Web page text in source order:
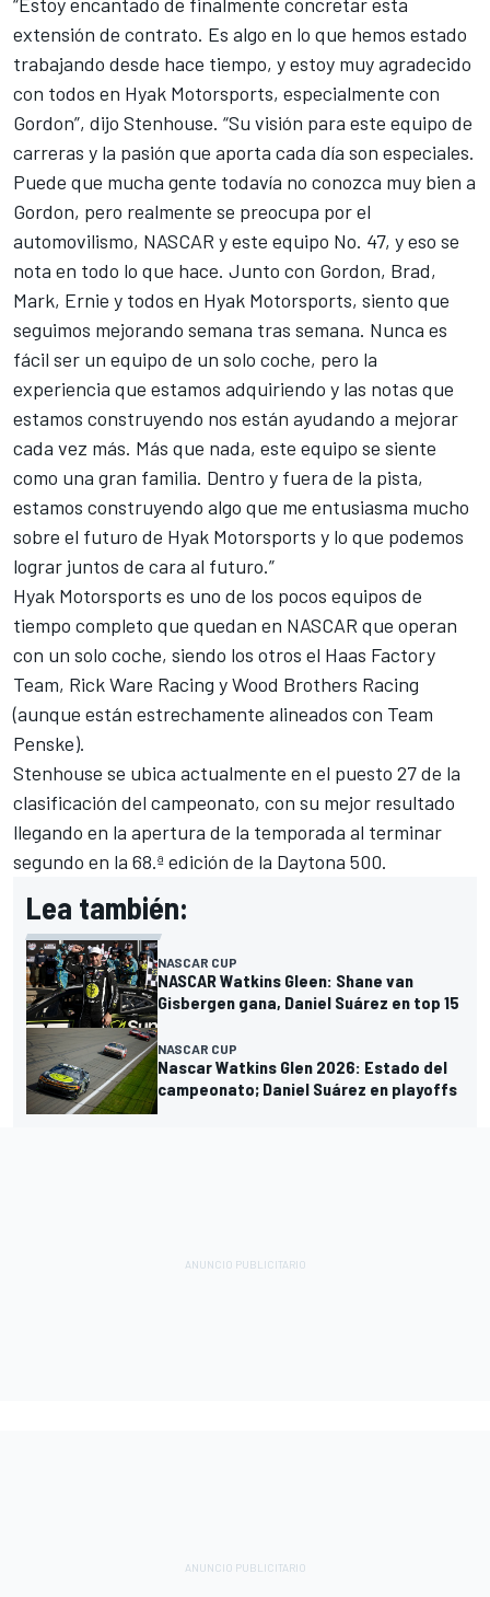
extensión de contrato. Es algo en lo que hemos estado
trabajando desde hace tiempo, y estoy muy agradecido
con todos en Hyak Motorsports, especialmente con
Gordon”, dijo Stenhouse. “Su visión para este equipo de
carreras y la pasión que aporta cada día son especiales.
Puede que mucha gente todavía no conozca muy bien a
Gordon, pero realmente se preocupa por el
automovilismo, NASCAR y este equipo No. 47, y eso se
nota en todo lo que hace. Junto con Gordon, Brad,
Mark, Ernie y todos en Hyak Motorsports, siento que
seguimos mejorando semana tras semana. Nunca es
fácil ser un equipo de un solo coche, pero la
experiencia que estamos adquiriendo y las notas que
estamos construyendo nos están ayudando a mejorar
cada vez más. Más que nada, este equipo se siente
como una gran familia. Dentro y fuera de la pista,
estamos construyendo algo que me entusiasma mucho
sobre el futuro de Hyak Motorsports y lo que podemos
lograr juntos de cara al futuro.”
Hyak Motorsports es uno de los pocos equipos de
tiempo completo que quedan en NASCAR que operan
con un solo coche, siendo los otros el Haas Factory
Team, Rick Ware Racing yWood Brothers Racing
(aunque están estrechamente alineados con Team
Penske).
Stenhouse se ubica actualmente en el puesto 27 de la
clasificación del campeonato, con su mejor resultado
llegando en la apertura de la temporada al terminar
segundo en la 68.ª edición de la Daytona 500.
Lea también:
NASCAR CUP
NASCAR Watkins Gleen: Shane van
Gisbergen gana, Daniel Suárez en top 15
NASCAR CUP
Nascar Watkins Glen 2026: Estado del
campeonato; Daniel Suárez en playoffs